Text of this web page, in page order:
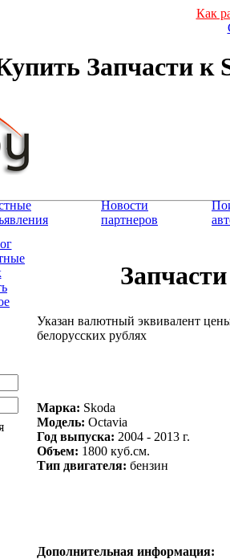
Как
Запчасти к
Новости
партнеров
Указан валютный эквивалент
белорусских рублях
Марка: Skoda
Модель: Octavia
Год выпуска: 2004 - 2013 г.
Объем: 1800 куб.см.
Тип двигателя: бензин
Дополнительная информация: